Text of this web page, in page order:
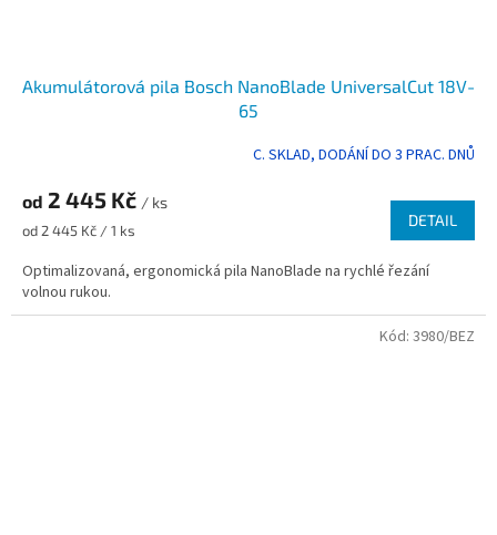
Akumulátorová pila Bosch NanoBlade UniversalCut 18V-
65
C. SKLAD, DODÁNÍ DO 3 PRAC. DNŮ
od 2 445 Kč / ks
Měrná
od 2 445 Kč / 1 ks
DETAIL
Optimalizovaná, ergonomická pila NanoBlade na rychlé řezání
volnou rukou.
Kód: 3980/BEZ